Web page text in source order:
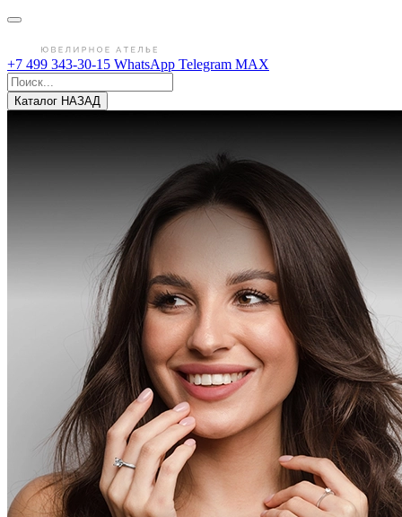
+7 499 343-30-15 WhatsApp Telegram MAX
Каталог НАЗАД